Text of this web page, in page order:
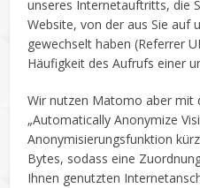
unseres Internetauftritts, die
Website, von der aus Sie auf
gewechselt haben (Referrer
Häufigkeit des Aufrufs einer
Wir nutzen Matomo aber mit
„Automatically Anonymize
Anonymisierungsfunktion
Bytes, sodass eine
Ihnen genutzten